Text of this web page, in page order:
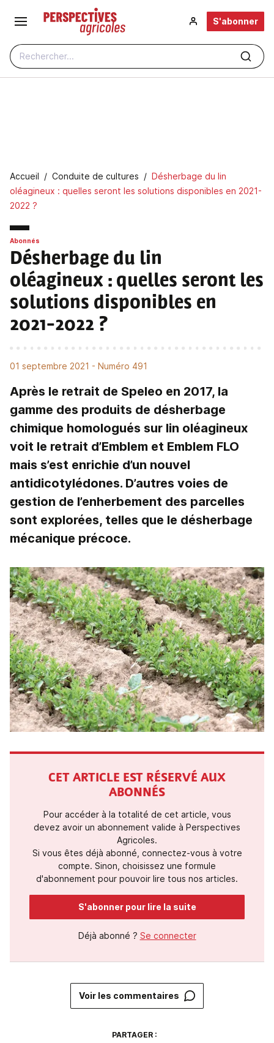
Aller au contenu principal
Rechercher...
S'abonner
Fil d'Ariane
Accueil Conduite de cultures
Désherbage du lin
oléagineux : quelles seront les solutions disponibles en 2021-
2022 ?
Abonnés
Désherbage du lin
oléagineux : quelles seront les
solutions disponibles en
2021-2022 ?
01 septembre 2021 - Numéro 491
Après le retrait de Speleo en 2017, la
gamme des produits de désherbage
chimique homologués sur lin oléagineux
voit le retrait d’Emblem et Emblem FLO
mais s’est enrichie d’un nouvel
antidicotylédones. D’autres voies de
gestion de l’enherbement des parcelles
sont explorées, telles que le désherbage
mécanique précoce.
CET ARTICLE EST RÉSERVÉ AUX
ABONNÉS
Pour accéder à la totalité de cet article, vous
devez avoir un abonnement valide à Perspectives
Agricoles.
Si vous êtes déjà abonné, connectez-vous à votre
compte. Sinon, choisissez une formule
d'abonnement pour pouvoir lire tous nos articles.
S'abonner pour lire la suite
Déjà abonné ? Se connecter
Voir les commentaires
PARTAGER :